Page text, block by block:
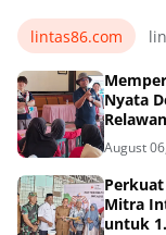
lintas86.com
Nyata
August
Mitra
untuk